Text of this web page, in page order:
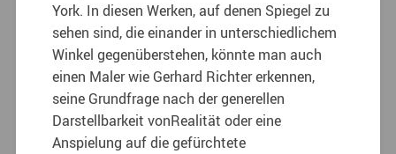
York. In diesen Werken, auf denen Spiegel zu
sehen sind, die einander in unterschiedlichem
Winkel gegenüberstehen, könnte man auch
einen Maler wie Gerhard Richter erkennen,
seine Grundfrage nach der generellen
Darstellbarkeit vonRealität oder eine
Anspielung auf die gefürchtete